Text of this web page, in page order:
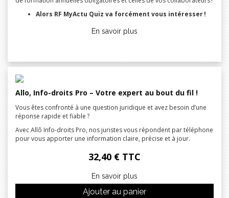
Alors RF MyActu Quiz va forcément vous intéresser !
En savoir plus
Allo, Info-droits Pro – Votre expert au bout du fil !
Vous êtes confronté à une question juridique et avez besoin d’une
réponse rapide et fiable ?
Avec Allô Info-droits Pro, nos juristes vous répondent par téléphone
pour vous apporter une information claire, précise et à jour.
32,40 € TTC
En savoir plus
Ajouter au panier